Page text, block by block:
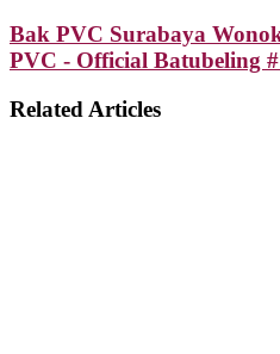
Bak PVC Surabaya
PVC - Official Batubeling
Related Articles